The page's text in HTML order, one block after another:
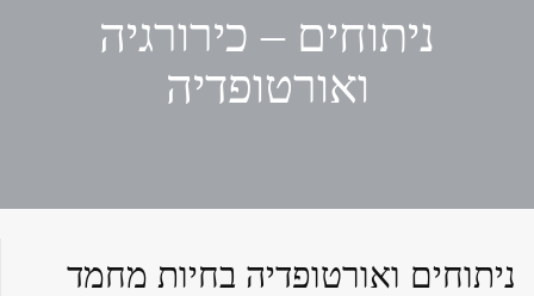
ניתוחים – כירורגיה
ואורטופדיה
ניתוחים ואורטופדיה בחיות מחמד